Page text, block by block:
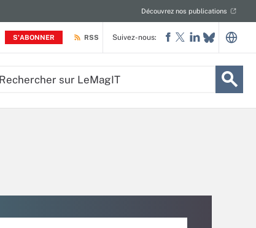
S'ABONNER
Découvrez nos publications
RSS Suivez-nous: